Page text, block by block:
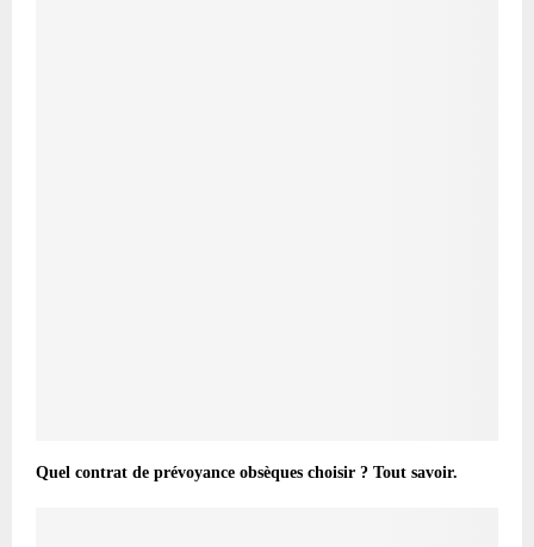
Quel contrat de prévoyance obsèques choisir ? Tout savoir.